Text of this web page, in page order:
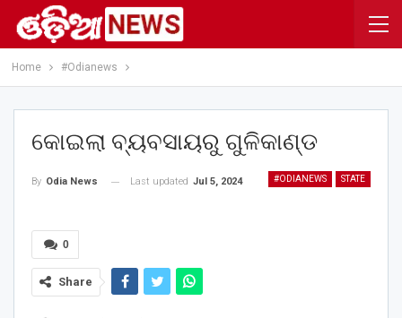
Home #Odianews
କୋଇଲା ବ୍ୟବସାୟରୁ ଗୁଳିକାଣ୍ଡ
#ODIANEWS STATE
By Odia News Last updated Jul 5, 2024
0
Share